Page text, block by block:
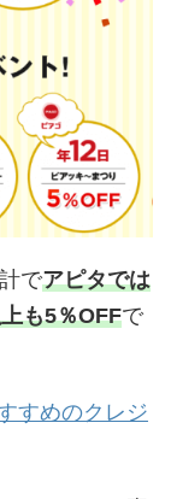
でアピタでは
も5％OFFで
すめのクレジ